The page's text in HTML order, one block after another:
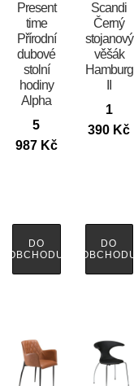
Present
time
Přírodní
dubové
stolní
hodiny
Alpha
5
987 Kč
DO
OBCHODU
Scandi
Černý
stojanový
věšák
Hamburg
1
390 Kč
DO
OBCHODU